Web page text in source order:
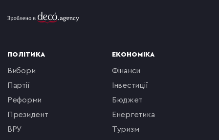
ПОЛІТИКА
вибори
партії
реформи
президент
ВРУ
ЕКОНОМІКА
фінанси
інвестиції
бюджет
енергетика
туризм